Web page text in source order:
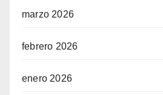
marzo 2026
febrero 2026
enero 2026